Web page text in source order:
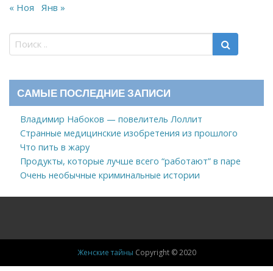
« Ноя Янв »
САМЫЕ ПОСЛЕДНИЕ ЗАПИСИ
Владимир Набоков — повелитель Лоллит
Странные медицинские изобретения из прошлого
Что пить в жару
Продукты, которые лучше всего “работают” в паре
Очень необычные криминальные истории
Женские тайны Copyright © 2020